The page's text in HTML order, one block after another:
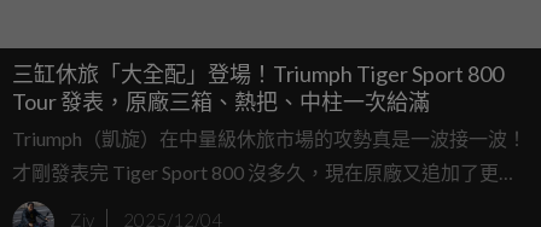
三缸休旅「大全配」登場！Triumph Tiger Sport 800
Tour 發表，原廠三箱、熱把、中柱一次給滿
Triumph（凱旋）在中量級休旅市場的攻勢真是一波接一波！
才剛發表完 Tiger Sport 800 沒多久，現在原廠又追加了更適
合長途旅行的「Tiger Sport 800 Tour」版本。這台車簡單來
Ziv 2025/12/04